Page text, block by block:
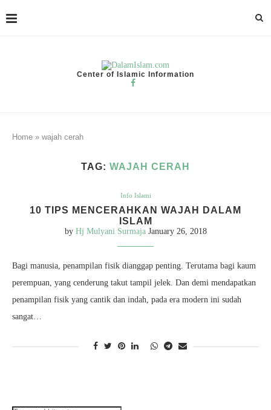
Center of Islamic Information
Home » wajah cerah
TAG: WAJAH CERAH
Info Islami
10 TIPS MENCERAHKAN WAJAH DALAM
ISLAM
by Hj Mulyani Surmaja January 26, 2018
Bagi manusia, penampilan fisik dianggap penting. Terutama bagi kaum
perempuan, yang cenderung takut tampil jelek. Dan demi mendapatkan
penampilan fisik yang cantik dan indah, pada era modern ini sudah
sangat…